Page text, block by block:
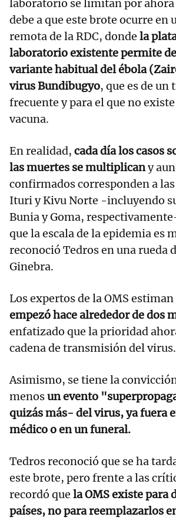
laboratorio se limitan por ahora
debe a que este brote ocurre en
remota de la RDC, donde la
laboratorio existente permite
variante habitual del ébola
virus Bundibugyo, que es de un
frecuente y para el que no
vacuna.
En realidad, cada día los casos
las muertes se multiplicany
confirmados corresponden a
Ituri y Kivu Norte -incluyendo
Bunia y Goma,
que la escala de la epidemia es
reconoció Tedros en una rueda
Ginebra.
Los expertos de la OMS estiman
empezó hace alrededor de dos
enfatizado que la prioridad
cadena de transmisión del virus.
Asimismo, se tiene la
menosun evento
quizás más- del virus, ya fuera
médico o en un funeral.
Tedros reconoció que se ha
este brote, pero frente a las
recordó que la OMS existe para
países, no para reemplazarlos